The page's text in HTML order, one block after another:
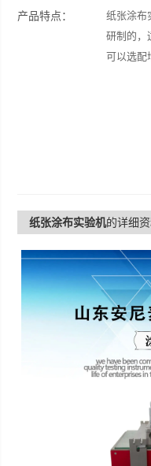
产品特点：
纸张涂布
研制的，
可以选配
纸张涂布实验机的详细资